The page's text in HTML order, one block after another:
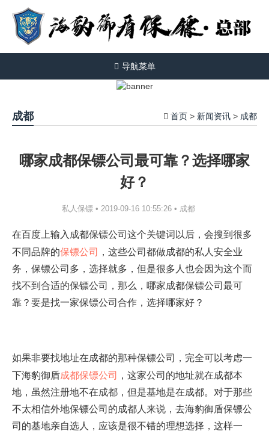
导航菜单
首页 > 新闻资讯 > 成都
成都
哪家成都保镖公司最可靠？选择哪家
好？
私人保镖 • 2019-09-16 10:55:26 • 成都
在百度上输入成都保镖公司这个关键词以后，会搜到很多
不同品牌的保镖公司 ，这些公司都做成都的私人安全业
务，保镖公司多，选择就多，但是很多人也会因为这个而
找不到合适的保镖公司，那么，哪家成都保镖公司最可
靠？要是找一家保镖公司合作，选择哪家好？
如果非要找地址在成都的那种保镖公司，完全可以考虑一
下海豹御盾成都保镖公司 ，这家公司的地址就在成都本
地，虽然注册地不在成都，但是基地是在成都。对于那些
不太相信外地保镖公司的成都人来说，去海豹御盾保镖公
司的基地亲自选人，应该是很不错的理想选择，这样一